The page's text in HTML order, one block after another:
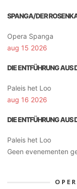
SPANGA/DER
Opera Spanga
aug 15 2026
DIE ENTFÜHRUNG
Paleis het Loo
aug 16 2026
DIE ENTFÜHRUNG
Paleis het Loo
Geen evenementen